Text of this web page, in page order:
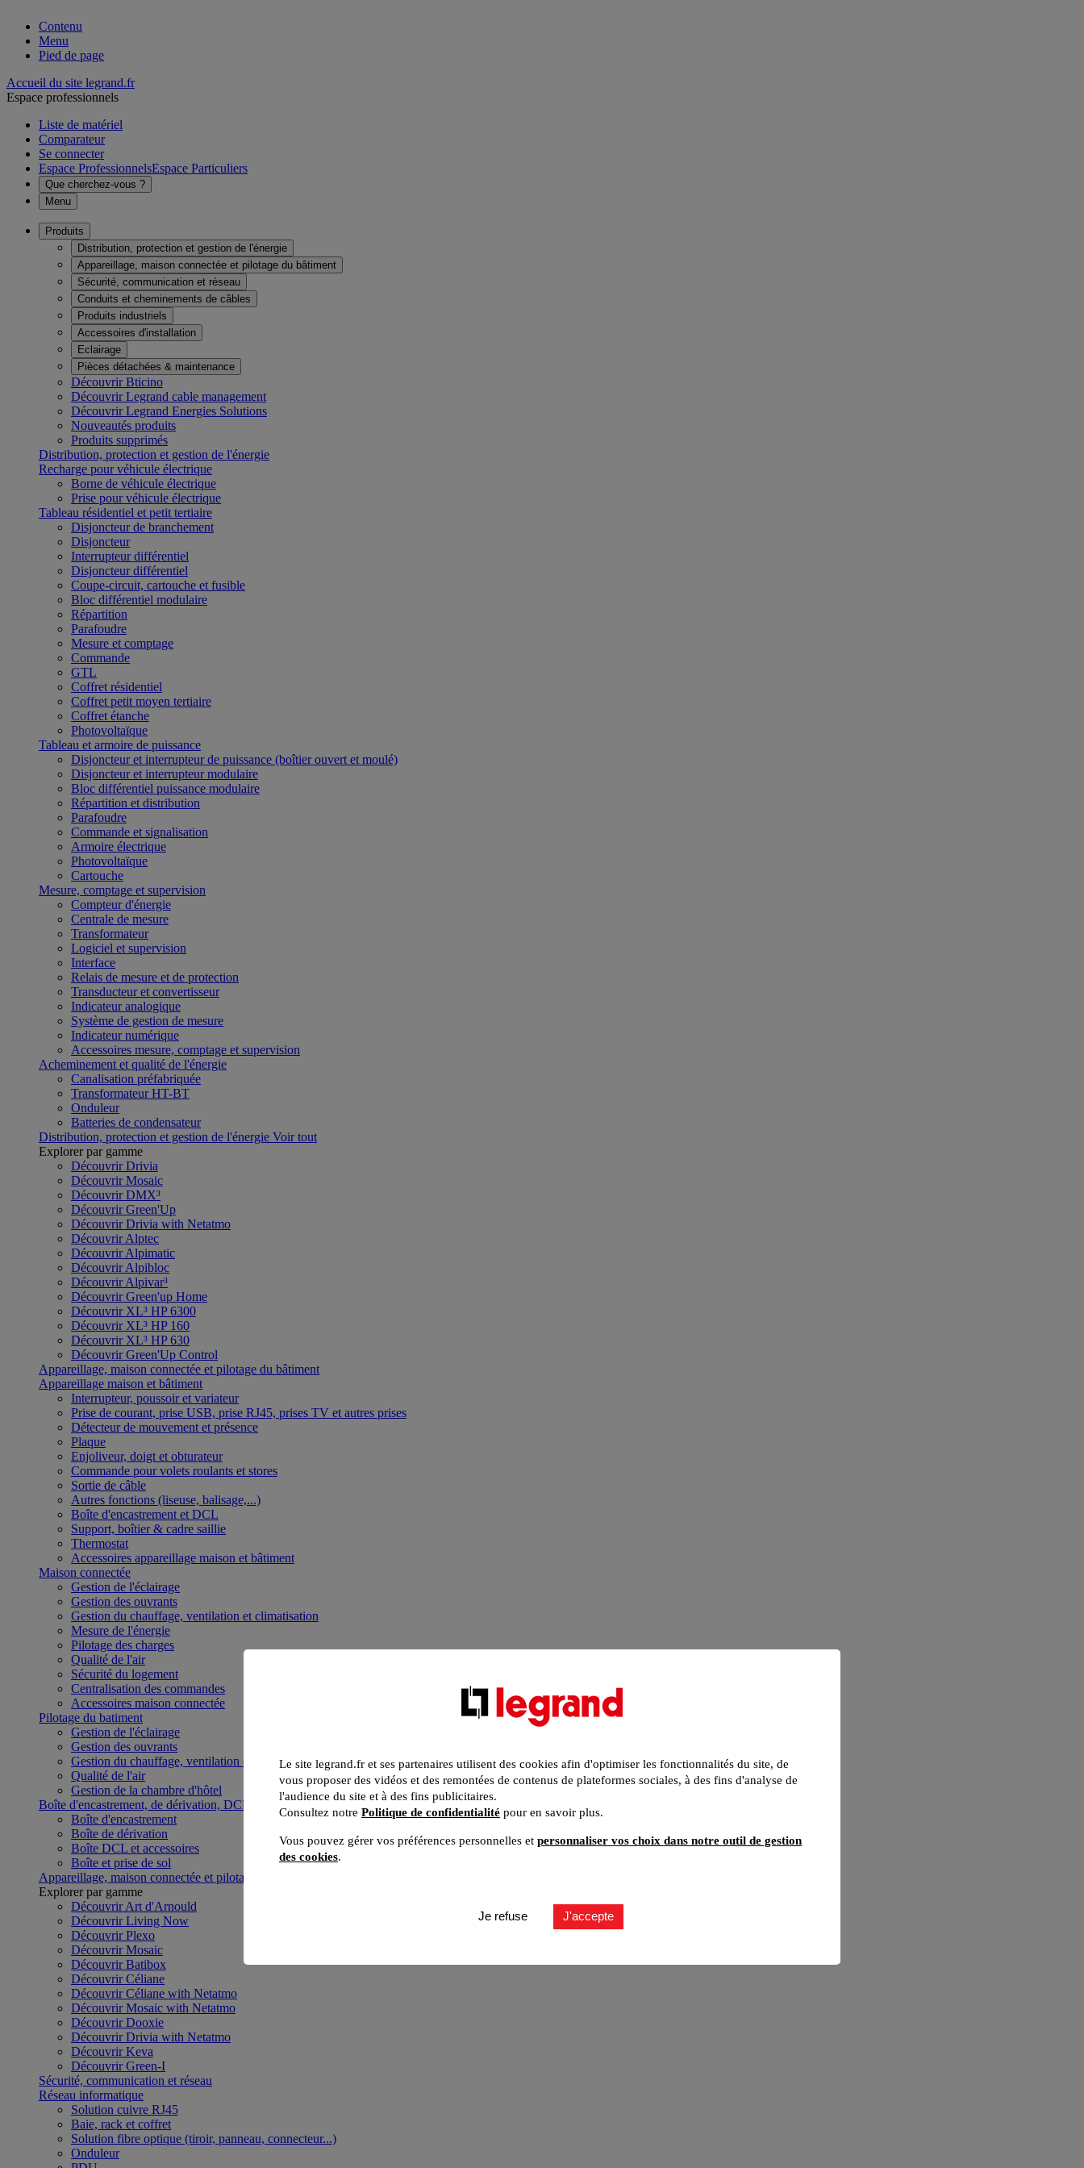
Contenu
Menu
Pied de page
Accueil du site legrand.fr
Espace professionnels
Liste de matériel
Comparateur
Se connecter
Espace ProfessionnelsEspace Particuliers
Que cherchez-vous ?
Menu
Produits
Distribution, protection et gestion de l'énergie
Appareillage, maison connectée et pilotage du bâtiment
Sécurité, communication et réseau
Conduits et cheminements de câbles
Produits industriels
Accessoires d'installation
Eclairage
Pièces détachées & maintenance
Découvrir Bticino
Découvrir Legrand cable management
Découvrir Legrand Energies Solutions
Nouveautés produits
Produits supprimés
Distribution, protection et gestion de l'énergie
Recharge pour véhicule électrique
Borne de véhicule électrique
Prise pour véhicule électrique
Tableau résidentiel et petit tertiaire
Disjoncteur de branchement
Disjoncteur
Interrupteur différentiel
Disjoncteur différentiel
Coupe-circuit, cartouche et fusible
Bloc différentiel modulaire
Répartition
Parafoudre
Mesure et comptage
Commande
GTL
Coffret résidentiel
Coffret petit moyen tertiaire
Coffret étanche
Photovoltaïque
Tableau et armoire de puissance
Disjoncteur et interrupteur de puissance (boîtier ouvert et moulé)
Disjoncteur et interrupteur modulaire
Bloc différentiel puissance modulaire
Répartition et distribution
Parafoudre
Commande et signalisation
Armoire électrique
Photovoltaïque
Cartouche
Mesure, comptage et supervision
Compteur d'énergie
Centrale de mesure
Transformateur
Logiciel et supervision
Interface
Relais de mesure et de protection
Transducteur et convertisseur
Indicateur analogique
Système de gestion de mesure
Indicateur numérique
Accessoires mesure, comptage et supervision
Acheminement et qualité de l'énergie
Canalisation préfabriquée
Transformateur HT-BT
Onduleur
Batteries de condensateur
Distribution, protection et gestion de l'énergie Voir tout
Explorer par gamme
Découvrir Drivia
Découvrir Mosaic
Découvrir DMX³
Découvrir Green'Up
Découvrir Drivia with Netatmo
Découvrir Alptec
Découvrir Alpimatic
Découvrir Alpibloc
Découvrir Alpivar³
Découvrir Green'up Home
Découvrir XL³ HP 6300
Découvrir XL³ HP 160
Découvrir XL³ HP 630
Découvrir Green'Up Control
Appareillage, maison connectée et pilotage du bâtiment
Appareillage maison et bâtiment
Interrupteur, poussoir et variateur
Prise de courant, prise USB, prise RJ45, prises TV et autres prises
Détecteur de mouvement et présence
Plaque
Enjoliveur, doigt et obturateur
Commande pour volets roulants et stores
Sortie de câble
Autres fonctions (liseuse, balisage,...)
Boîte d'encastrement et DCL
Support, boîtier & cadre saillie
Thermostat
Accessoires appareillage maison et bâtiment
Maison connectée
Gestion de l'éclairage
Gestion des ouvrants
Gestion du chauffage, ventilation et climatisation
Mesure de l'énergie
Pilotage des charges
Qualité de l'air
Sécurité du logement
Centralisation des commandes
Accessoires maison connectée
Pilotage du batiment
Gestion de l'éclairage
Gestion des ouvrants
Gestion du chauffage, ventilation et climatisation
Qualité de l'air
Gestion de la chambre d'hôtel
Boîte d'encastrement, de dérivation, DCL et boîte de sol
Boîte d'encastrement
Boîte de dérivation
Boîte DCL et accessoires
Boîte et prise de sol
Appareillage, maison connectée et pilotage du bâtiment
Explorer par gamme
Découvrir Art d'Arnould
Découvrir Living Now
Découvrir Plexo
Découvrir Mosaic
Découvrir Batibox
Découvrir Céliane
Découvrir Céliane with Netatmo
Découvrir Mosaic with Netatmo
Découvrir Dooxie
Découvrir Drivia with Netatmo
Découvrir Keva
Découvrir Green-I
Sécurité, communication et réseau
Réseau informatique
Solution cuivre RJ45
Baie, rack et coffret
Solution fibre optique (tiroir, panneau, connecteur...)
Onduleur
Le site legrand.fr et ses partenaires utilisent des cookies afin d'optimiser les fonctionnalités du site, de
vous proposer des vidéos et des remontées de contenus de plateformes sociales, à des fins d'analyse de
l'audience du site et à des fins publicitaires.
Consultez notre Politique de confidentialité pour en savoir plus.
Vous pouvez gérer vos préférences personnelles et personnaliser vos choix dans notre outil de gestion
des cookies.
Je refuse J'accepte